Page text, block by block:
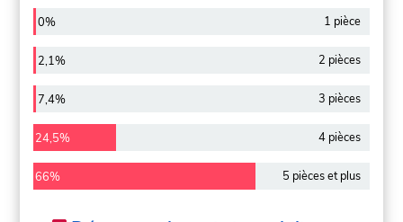
0% 1 pièce
2,1% 2 pièces
7,4% 3 pièces
24,5% 4 pièces
66% 5 pièces et plus